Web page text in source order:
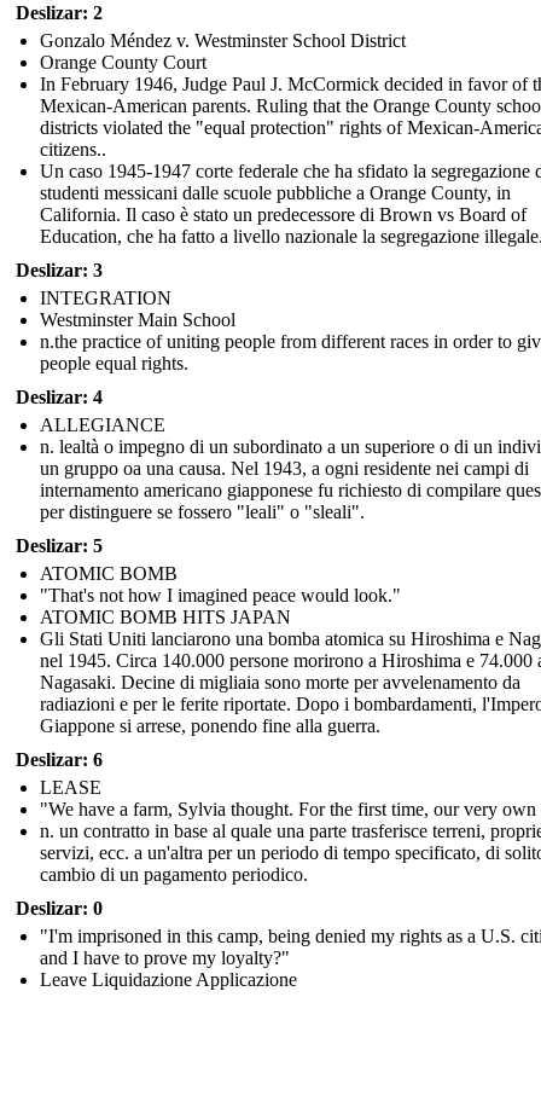
Deslizar: 2
Gonzalo Méndez v. Westminster School District
Orange County Court
In February 1946, Judge Paul J. McCormick decided in favor of
Mexican-American parents. Ruling that the Orange County
districts violated the "equal protection" rights of Mexican-
citizens..
Un caso 1945-1947 corte federale che ha sfidato la segregazione
studenti messicani dalle scuole pubbliche a Orange County, in
California. Il caso è stato un predecessore di Brown vs Board of
Education, che ha fatto a livello nazionale la segregazione
Deslizar: 3
INTEGRATION
Westminster Main School
n.the practice of uniting people from different races in order to
people equal rights.
Deslizar: 4
ALLEGIANCE
n. lealtà o impegno di un subordinato a un superiore o di un
un gruppo oa una causa. Nel 1943, a ogni residente nei campi di
internamento americano giapponese fu richiesto di compilare
per distinguere se fossero "leali" o "sleali".
Deslizar: 5
ATOMIC BOMB
"That's not how I imagined peace would look."
ATOMIC BOMB HITS JAPAN
Gli Stati Uniti lanciarono una bomba atomica su Hiroshima e
nel 1945. Circa 140.000 persone morirono a Hiroshima e 74.000
Nagasaki. Decine di migliaia sono morte per avvelenamento da
radiazioni e per le ferite riportate. Dopo i bombardamenti,
Giappone si arrese, ponendo fine alla guerra.
Deslizar: 6
LEASE
"We have a farm, Sylvia thought. For the first time, our very
n. un contratto in base al quale una parte trasferisce terreni,
servizi, ecc. a un'altra per un periodo di tempo specificato, di
cambio di un pagamento periodico.
Deslizar: 0
"I'm imprisoned in this camp, being denied my rights as a U.S.
and I have to prove my loyalty?"
Leave Liquidazione Applicazione